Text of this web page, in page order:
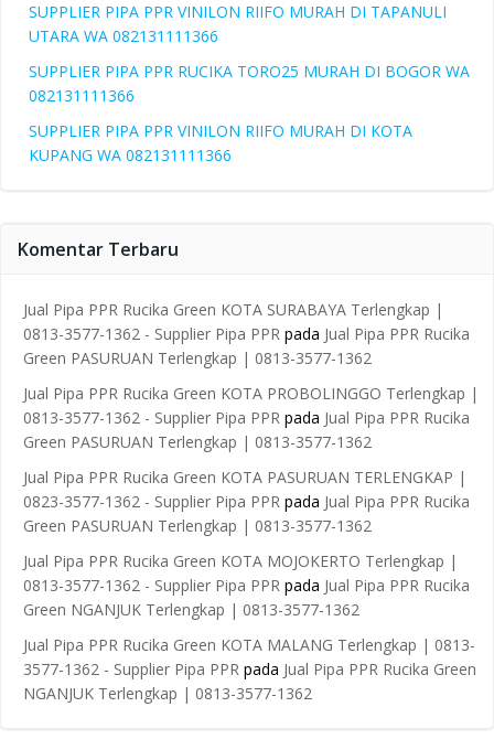
SUPPLIER PIPA PPR VINILON RIIFO MURAH DI TAPANULI
UTARA WA 082131111366
SUPPLIER PIPA PPR RUCIKA TORO25 MURAH DI BOGOR WA
082131111366
SUPPLIER PIPA PPR VINILON RIIFO MURAH DI KOTA
KUPANG WA 082131111366
Komentar Terbaru
Jual Pipa PPR Rucika Green KOTA SURABAYA Terlengkap |
0813-3577-1362 - Supplier Pipa PPR pada Jual Pipa PPR Rucika
Green PASURUAN Terlengkap | 0813-3577-1362
Jual Pipa PPR Rucika Green KOTA PROBOLINGGO Terlengkap |
0813-3577-1362 - Supplier Pipa PPR pada Jual Pipa PPR Rucika
Green PASURUAN Terlengkap | 0813-3577-1362
Jual Pipa PPR Rucika Green KOTA PASURUAN TERLENGKAP |
0823-3577-1362 - Supplier Pipa PPR pada Jual Pipa PPR Rucika
Green PASURUAN Terlengkap | 0813-3577-1362
Jual Pipa PPR Rucika Green KOTA MOJOKERTO Terlengkap |
0813-3577-1362 - Supplier Pipa PPR pada Jual Pipa PPR Rucika
Green NGANJUK Terlengkap | 0813-3577-1362
Jual Pipa PPR Rucika Green KOTA MALANG Terlengkap | 0813-
3577-1362 - Supplier Pipa PPR pada Jual Pipa PPR Rucika Green
NGANJUK Terlengkap | 0813-3577-1362